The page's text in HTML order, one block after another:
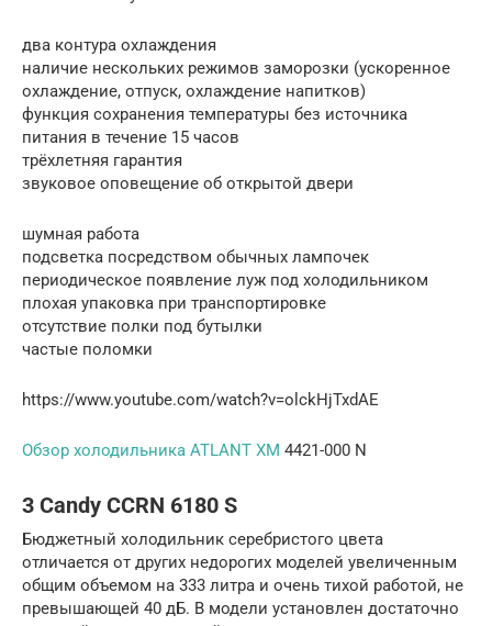
два контура охлаждения
наличие нескольких режимов заморозки (ускоренное
охлаждение, отпуск, охлаждение напитков)
функция сохранения температуры без источника
питания в течение 15 часов
трёхлетняя гарантия
звуковое оповещение об открытой двери
шумная работа
подсветка посредством обычных лампочек
периодическое появление луж под холодильником
плохая упаковка при транспортировке
отсутствие полки под бутылки
частые поломки
https://www.youtube.com/watch?v=olckHjTxdAE
Обзор холодильника ATLANT ХМ 4421-000 N
3 Candy CCRN 6180 S
Бюджетный холодильник серебристого цвета
отличается от других недорогих моделей увеличенным
общим объемом на 333 литра и очень тихой работой, не
превышающей 40 дБ. В модели установлен достаточно